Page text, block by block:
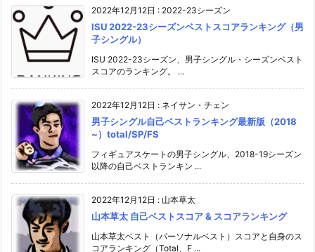
2022年12月12日 : 2022-23シーズン
ISU 2022-23シーズンベストスコアランキング（男
子シングル）
ISU 2022-23シーズン、男子シングル・シーズンベスト
スコアのランキング。 ...
2022年12月12日 : ネイサン・チェン
男子シングル自己ベストランキング最新版（2018
~）total/SP/FS
フィギュアスケートの男子シングル、2018-19シーズン
以降の自己ベストランキン ...
2022年12月12日 : 山本草太
山本草太 自己ベストスコア & スコアランキング
山本草太ベスト（パーソナルベスト）スコアと自身のス
コアランキング（Total、F ...